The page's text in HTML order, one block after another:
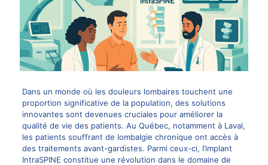
Dans un monde où les douleurs lombaires touchent une
proportion significative de la population, des solutions
innovantes sont devenues cruciales pour améliorer la
qualité de vie des patients. Au Québec, notamment à Laval,
les patients souffrant de lombalgie chronique ont accès à
des traitements avant-gardistes. Parmi ceux-ci, l’implant
IntraSPINE constitue une révolution dans le domaine de